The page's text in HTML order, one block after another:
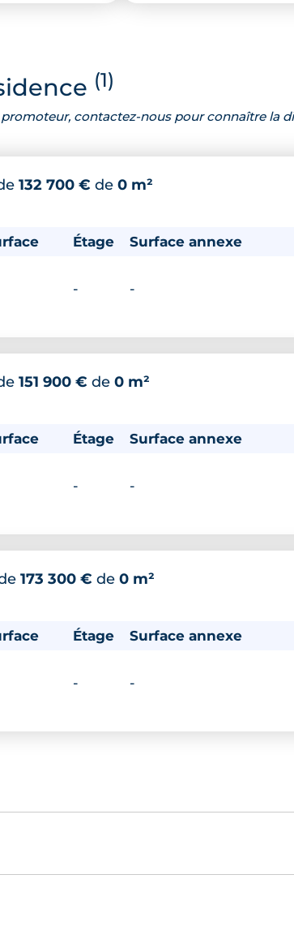
(1)
contactez-nous pour connaître la
132 700 € de 0 m²
Étage Surface annexe
- -
151 900 € de 0 m²
Étage Surface annexe
- -
173 300 € de 0 m²
Étage Surface annexe
- -